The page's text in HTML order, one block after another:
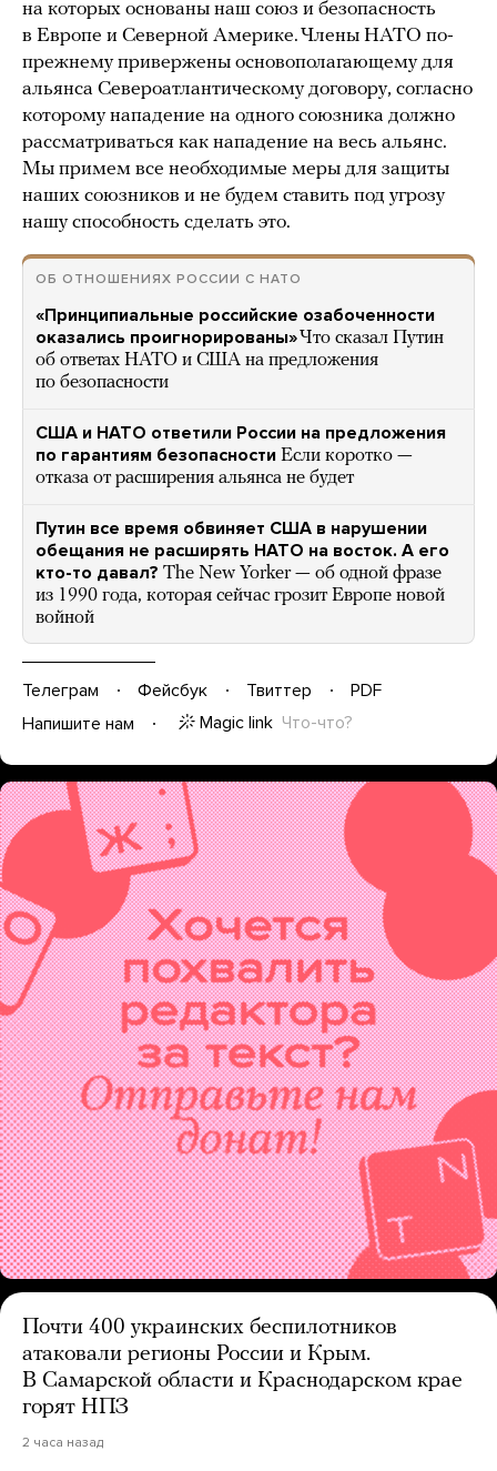
на которых основаны наш союз и безопасность
в Европе и Северной Америке. Члены НАТО по-
прежнему привержены основополагающему для
альянса Североатлантическому договору, согласно
которому нападение на одного союзника должно
рассматриваться как нападение на весь альянс.
Мы примем все необходимые меры для защиты
наших союзников и не будем ставить под угрозу
нашу способность сделать это.
ОБ ОТНОШЕНИЯХ РОССИИ С НАТО
«Принципиальные российские озабоченности
оказались проигнорированы»Что сказал Путин
об ответах НАТО и США на предложения
по безопасности
США и НАТО ответили России на предложения
по гарантиям безопасности Если коротко —
отказа от расширения альянса не будет
Путин все время обвиняет США в нарушении
обещания не расширять НАТО на восток. А его
кто-то давал? The New Yorker — об одной фразе
из 1990 года, которая сейчас грозит Европе новой
войной
Телеграм Фейсбук Твиттер
PDF
Напишите нам
Magic link Что-что?
Почти 400 украинских беспилотников
атаковали регионы России и Крым.
В Самарской области и Краснодарском крае
горят НПЗ
2 часа назад